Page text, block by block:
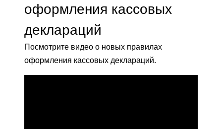
оформления кассовых
деклараций
Посмотрите видео о новых правилах
оформления кассовых деклараций.